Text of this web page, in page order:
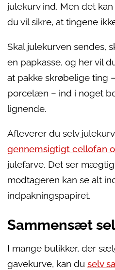
julekurv ind. Men det
du vil sikre, at tingene
Skal julekurven sendes,
en papkasse, og her vil
at pakke skrøbelige ting
porcelæn – ind i noget
lignende.
Afleverer du selv
gennemsigtigt cellofan
julefarve. Det ser
modtageren kan se alt
indpakningspapiret.
Sammensæt
I mange butikker, der
gavekurve, kan du selv